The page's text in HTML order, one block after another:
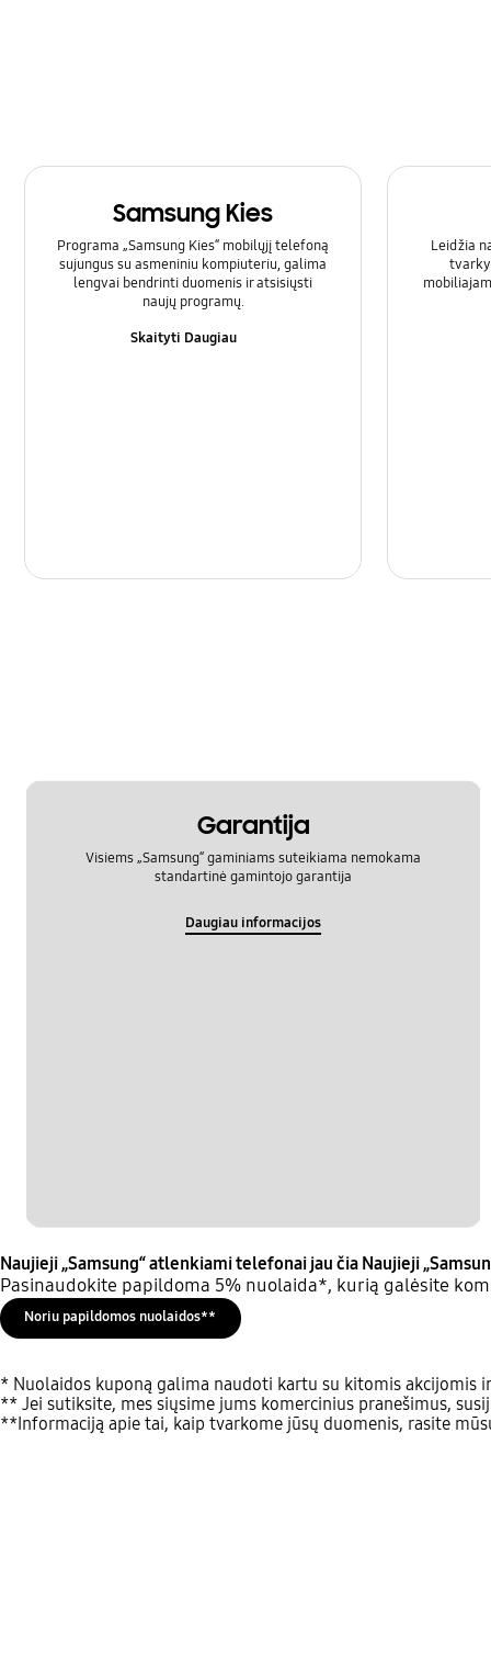
Samsung Kies
Programa „Samsung Kies“ mobilųjį telefoną
sujungus su asmeniniu kompiuteriu, galima
lengvai bendrinti duomenis ir atsisiųsti
naujų programų.
Skaityti Daugiau
Leidžia
Garantija
Visiems „Samsung“ gaminiams suteikiama nemokama
standartinė gamintojo garantija
Daugiau informacijos
Naujieji „Samsung“ atlenkiami telefonai jau čia Naujieji
Pasinaudokite papildoma 5% nuolaida*, kurią galėsite
Noriu papildomos nuolaidos**
* Nuolaidos kuponą galima naudoti kartu su kitomis akcijomis
** Jei sutiksite, mes siųsime jums komercinius pranešimus,
**Informaciją apie tai, kaip tvarkome jūsų duomenis, rasite